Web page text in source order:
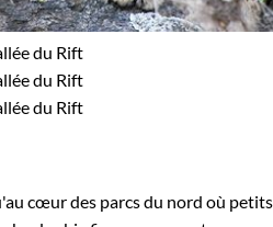
cœur des parcs du nord où petits